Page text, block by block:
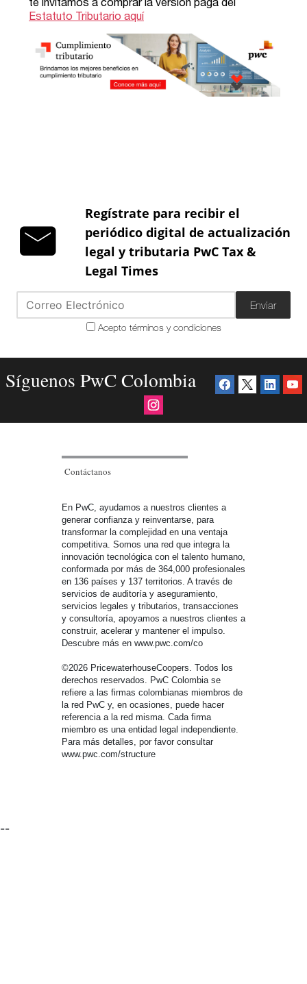
Regístrate para recibir el
periódico digital de actualización
legal y tributaria PwC Tax &
Legal Times
Enviar
Acepto términos y condiciones
Síguenos PwC Colombia
Contáctanos
En PwC, ayudamos a nuestros clientes a
generar confianza y reinventarse, para
transformar la complejidad en una ventaja
competitiva. Somos una red que integra la
innovación tecnológica con el talento humano,
conformada por más de 364,000 profesionales
en 136 países y 137 territorios. A través de
servicios de auditoría y aseguramiento,
servicios legales y tributarios, transacciones
y consultoría, apoyamos a nuestros clientes a
construir, acelerar y mantener el impulso.
Descubre más en www.pwc.com/co
©2026 PricewaterhouseCoopers. Todos los
derechos reservados. PwC Colombia se
refiere a las firmas colombianas miembros de
la red PwC y, en ocasiones, puede hacer
referencia a la red misma. Cada firma
miembro es una entidad legal independiente.
Para más detalles, por favor consultar
www.pwc.com/structure
--